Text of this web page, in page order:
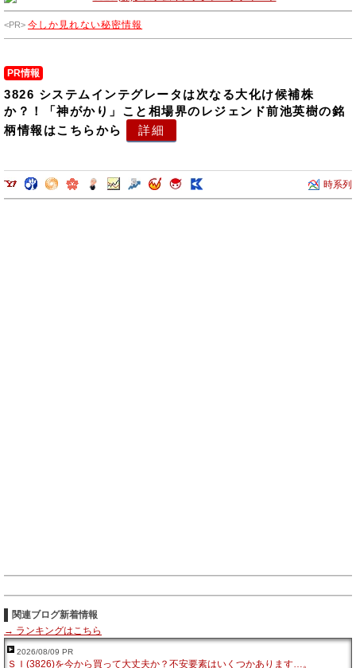
今しか見れない秘密情報
PR情報
3826 システムインテグレータは次なる大化け候補株
か？！「神がかり」こと相場界のレジェンド前池英樹の銘
柄情報はこちらから
詳細
時系列
関連ブログ新着情報
→ ランキングはこちら
2026/08/09 PR
ＳＩ(3826)を今から買って大丈夫か？不安要素はいくつかあります…。